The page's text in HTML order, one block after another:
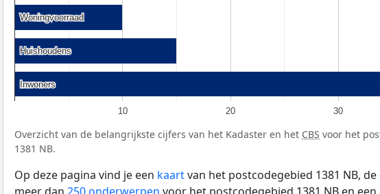
10 20 30
Woningvoorraad
Woningvoorraad
Huishoudens
Huishoudens
Inwoners
Inwoners
Overzicht van de belangrijkste cijfers van het Kadaster en het CBS voor het
1381 NB.
Op deze pagina vind je een kaartvan het postcodegebied 1381 NB,